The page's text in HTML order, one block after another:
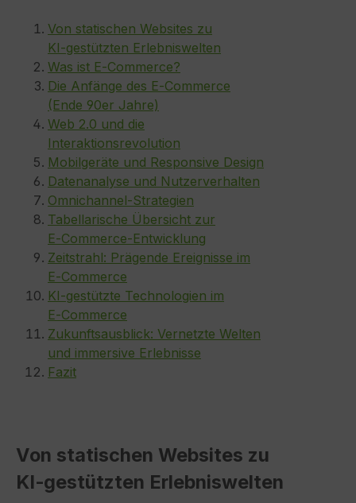
Von statischen Websites zu
KI‑gestützten Erlebniswelten
Was ist E‑Commerce?
Die Anfänge des E‑Commerce
(Ende 90er Jahre)
Web 2.0 und die
Interaktionsrevolution
Mobilgeräte und Responsive Design
Datenanalyse und Nutzerverhalten
Omnichannel‑Strategien
Tabellarische Übersicht zur
E‑Commerce‑Entwicklung
Zeitstrahl: Prägende Ereignisse im
E‑Commerce
KI‑gestützte Technologien im
E‑Commerce
Zukunftsausblick: Vernetzte Welten
und immersive Erlebnisse
Fazit
Von statischen Websites zu
KI‑gestützten Erlebniswelten